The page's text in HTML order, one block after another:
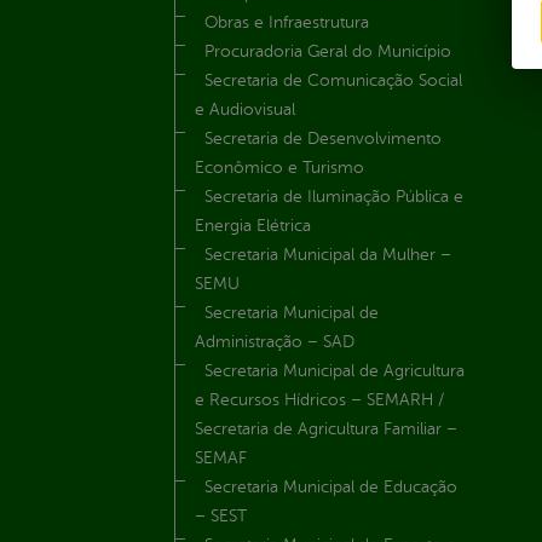
Obras e Infraestrutura
Procuradoria Geral do Município
Secretaria de Comunicação Social
e Audiovisual
Secretaria de Desenvolvimento
Econômico e Turismo
Secretaria de Iluminação Pública e
Energia Elétrica
Secretaria Municipal da Mulher –
SEMU
Secretaria Municipal de
Administração – SAD
Secretaria Municipal de Agricultura
e Recursos Hídricos – SEMARH /
Secretaria de Agricultura Familiar –
SEMAF
Secretaria Municipal de Educação
– SEST